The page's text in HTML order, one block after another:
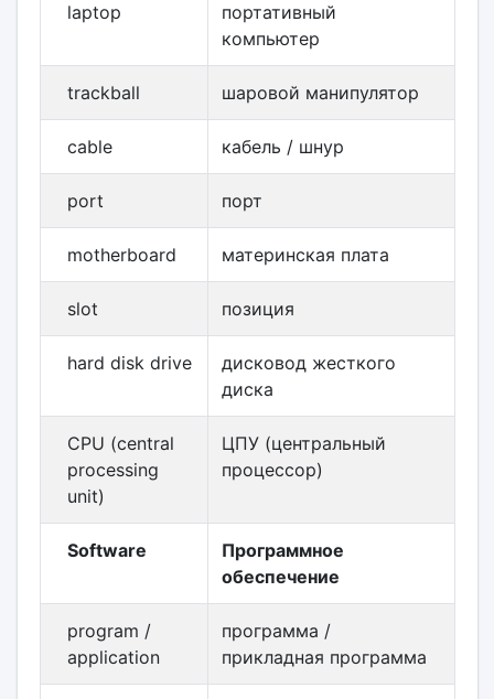
laptop
портативный
компьютер
trackball шаровой манипулятор
cable кабель / шнур
port порт
motherboard материнская плата
slot позиция
hard disk drive
дисковод жесткого
диска
CPU (central
processing
unit)
ЦПУ (центральный
процессор)
Software
Программное
обеспечение
program /
application
программа /
прикладная программа